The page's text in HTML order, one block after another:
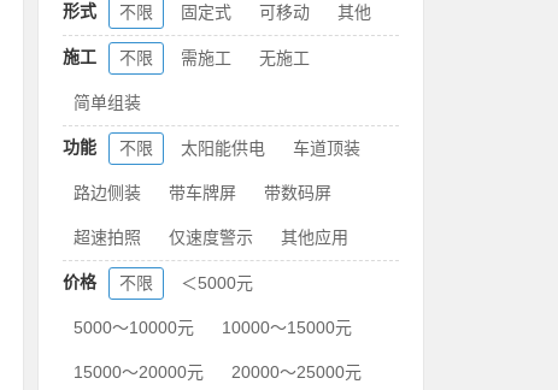
形式 不限 固定式 可移动 其他
施工 不限 需施工 无施工
简单组装
功能 不限 太阳能供电 车道顶装
路边侧装 带车牌屏 带数码屏
超速拍照 仅速度警示 其他应用
价格 不限 ＜5000元
5000～10000元 10000～15000元
15000～20000元 20000～25000元